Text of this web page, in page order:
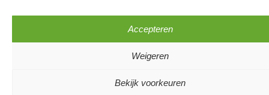
Accepteren
Weigeren
Bekijk voorkeuren